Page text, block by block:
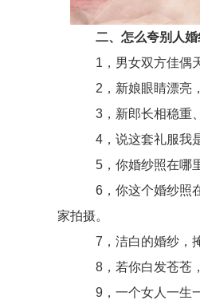
二、怎么夸别人婚
1，男女双方佳偶天
2，新娘眼睛漂亮，
3，新郎长相稳重、
4，说这套礼服我是
5，你婚纱照在哪里
6，你这个婚纱照在
家拍摄。
7，洁白的婚纱，掩
8，若你白发苍苍，
9，一个女人一生一